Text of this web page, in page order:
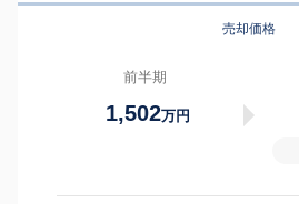
売却価格
前半期
1,502万円